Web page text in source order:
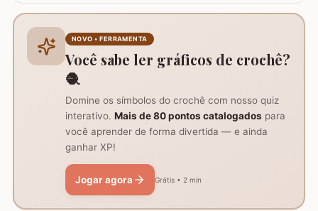
prática para lavar e versátil, usando crochê com fio de
Materiais necessários para o projeto: São
imprescindíveis fio de algodão nº6, agulha de…
NOVO • FERRAMENTA
Você sabe ler gráficos de crochê?
🧶
Domine os símbolos do crochê com nosso quiz
interativo. Mais de 80 pontos catalogados para
você aprender de forma divertida — e ainda
ganhar XP!
Jogar agora Grátis • 2 min